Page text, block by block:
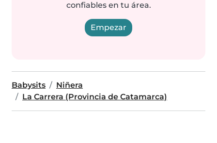
confiables en tu área.
Empezar
Babysits
Niñera
La Carrera (Provincia de Catamarca)